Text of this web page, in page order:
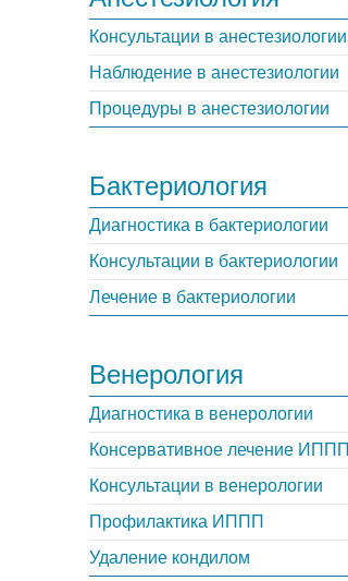
Консультации в анестезиологии
Наблюдение в анестезиологии
Процедуры в анестезиологии
Бактериология
Диагностика в бактериологии
Консультации в бактериологии
Лечение в бактериологии
Венерология‎
Диагностика в венерологии
Консервативное лечение ИППП
Консультации в венерологии
Профилактика ИППП
Удаление кондилом